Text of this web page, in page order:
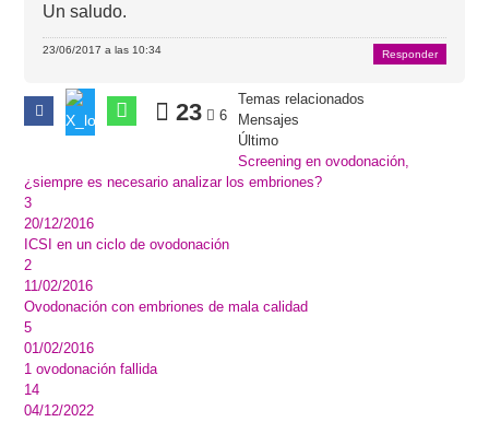
Un saludo.
23/06/2017 a las 10:34 Responder
23 6
Temas relacionados
Mensajes
Último
Screening en ovodonación,
¿siempre es necesario analizar los embriones?
3
20/12/2016
ICSI en un ciclo de ovodonación
2
11/02/2016
Ovodonación con embriones de mala calidad
5
01/02/2016
1 ovodonación fallida
14
04/12/2022